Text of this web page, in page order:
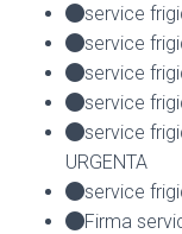
service
service
service
service
service
URGENTA
service
Firma